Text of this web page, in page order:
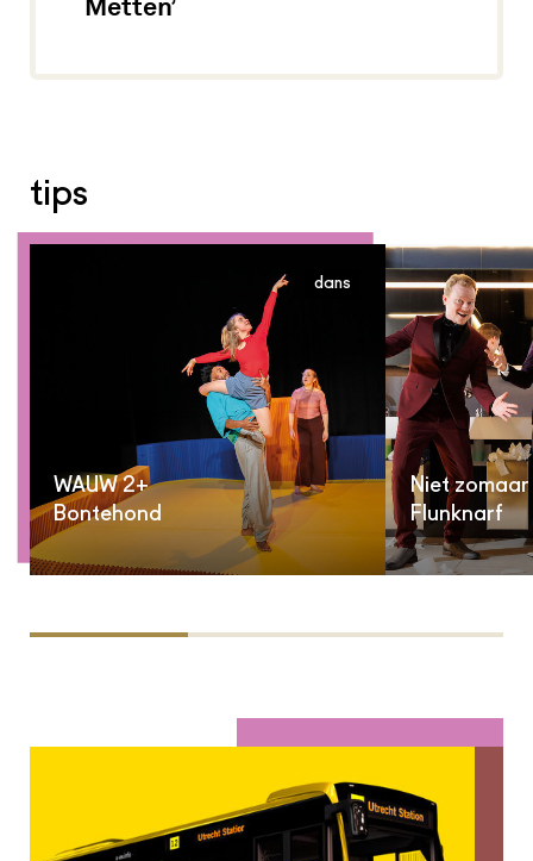
tips
WAUW 2+
dans
Bontehond
Niet
Flunknarf